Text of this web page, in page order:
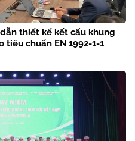
thiết kế kết cấu khung
chuẩn EN 1992-1-1